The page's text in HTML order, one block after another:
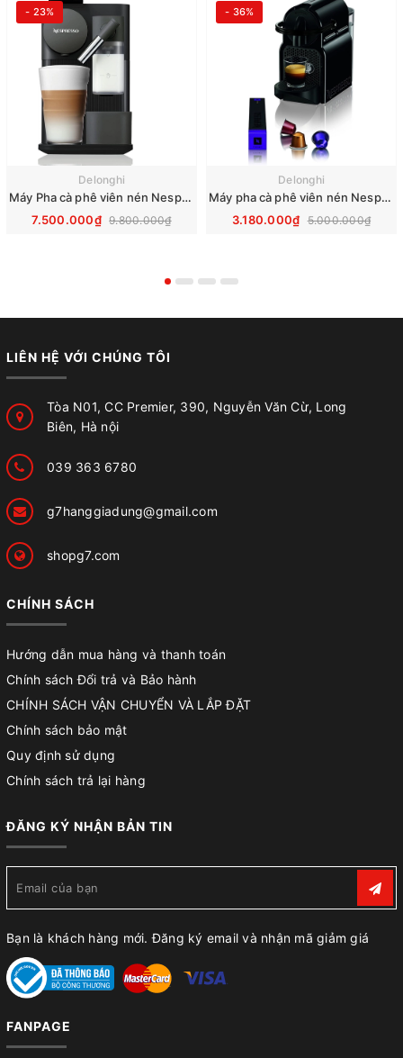
- 23%
Delonghi
Máy Pha cà phê viên nén Nespresso DeLonghi Lattissima One EN510.B
7.500.000₫ 9.800.000₫
- 36%
Delonghi
Máy pha cà phê viên nén Nespresso DeLonghi Inissia EN 80.B
3.180.000₫ 5.000.000₫
LIÊN HỆ VỚI CHÚNG TÔI
Tòa N01, CC Premier, 390, Nguyễn Văn Cừ, Long
Biên, Hà nội
039 363 6780
g7hanggiadung@gmail.com
shopg7.com
CHÍNH SÁCH
Hướng dẫn mua hàng và thanh toán
Chính sách Đổi trả và Bảo hành
CHÍNH SÁCH VẬN CHUYỂN VÀ LẮP ĐẶT
Chính sách bảo mật
Quy định sử dụng
Chính sách trả lại hàng
ĐĂNG KÝ NHẬN BẢN TIN
Bạn là khách hàng mới. Đăng ký email và nhận mã giảm giá
FANPAGE